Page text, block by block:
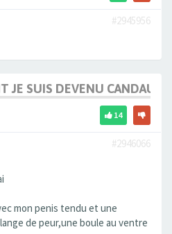
#2945956
JE SUIS DEVENU
14
#2946066
mon penis tendu et une
de peur,une boule au ventre